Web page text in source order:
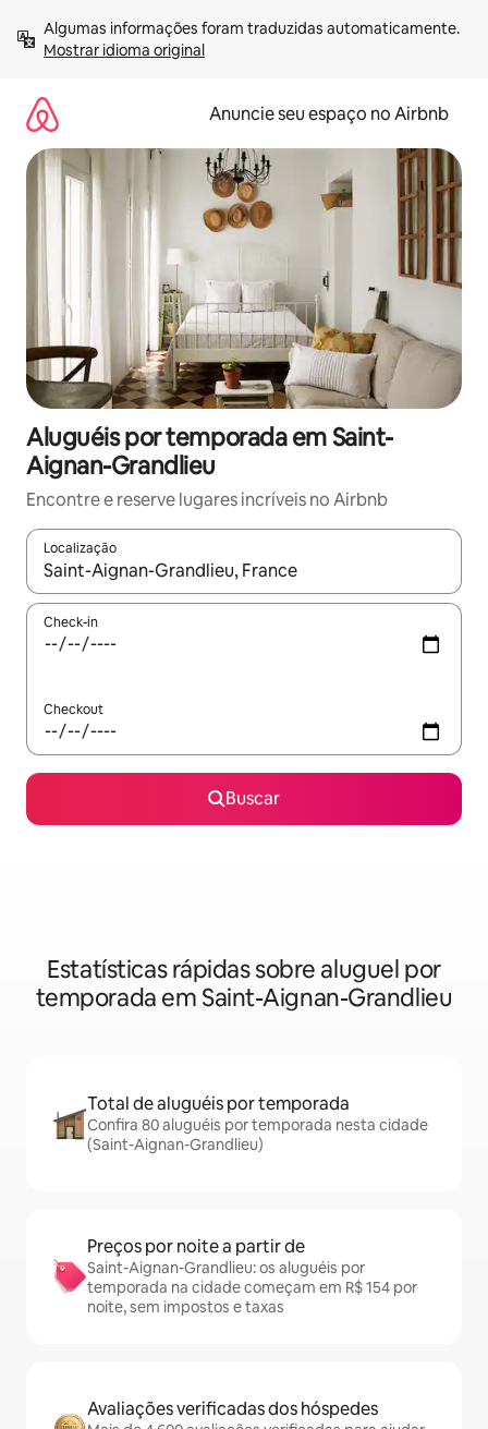
para
Mostrar idioma original
Anuncie seu espaço no Airbnb
Aluguéis por temporada em Saint-
Aignan-Grandlieu
Encontre e reserve lugares incríveis no Airbnb
Localização
Quando os resultados estiverem disponíveis, explore-os
Check-in
Checkout
Buscar
Estatísticas rápidas sobre aluguel por
temporada em Saint-Aignan-Grandlieu
Total de aluguéis por temporada
Confira 80 aluguéis por temporada nesta cidade
(Saint-Aignan-Grandlieu)
Preços por noite a partir de
Saint-Aignan-Grandlieu: os aluguéis por
temporada na cidade começam em R$ 154 por
noite, sem impostos e taxas
Avaliações verificadas dos hóspedes